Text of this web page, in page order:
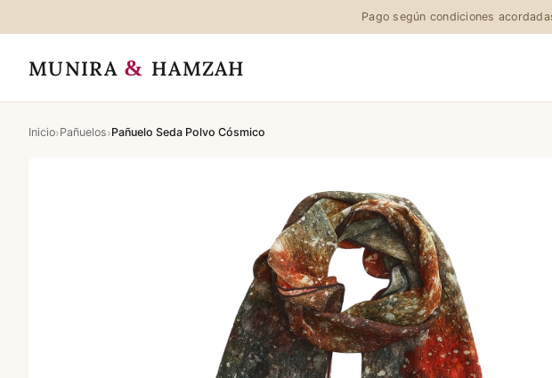
Pago según condiciones
MUNIRA & HAMZAH
Inicio›Pañuelos›Pañuelo Seda Polvo Cósmico